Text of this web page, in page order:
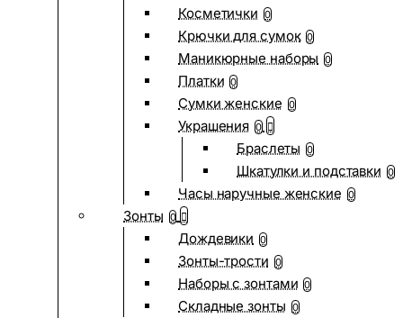
Косметички 0
Крючки для сумок 0
Маникюрные наборы 0
Платки 0
Сумки женские 0
Украшения 0
Браслеты 0
Шкатулки и подставки 0
Часы наручные женские 0
Зонты 0
Дождевики 0
Зонты-трости 0
Наборы с зонтами 0
Складные зонты 0